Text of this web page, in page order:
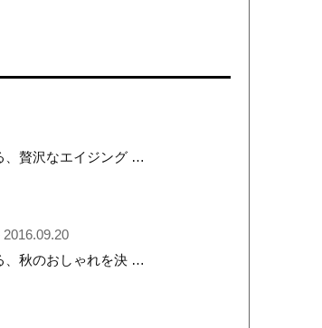
、贅沢なエイジング …
、秋のおしゃれを決 …